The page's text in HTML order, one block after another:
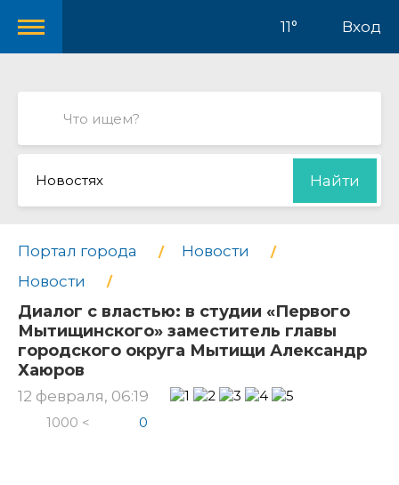
11° Вход
Новостях Найти
Портал города
Новости
Новости
Диалог с властью: в студии «Первого
Мытищинского» заместитель главы
городского округа Мытищи Александр
Хаюров
12 февраля, 06:19
1000 < 0